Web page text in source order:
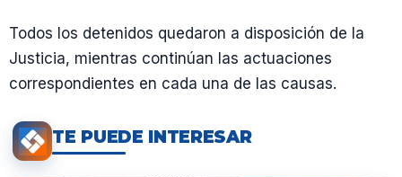
Todos los detenidos quedaron a disposición de la
Justicia, mientras continúan las actuaciones
correspondientes en cada una de las causas.
TE PUEDE INTERESAR